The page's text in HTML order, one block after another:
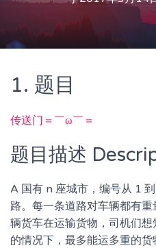
1. 题目
传送门＝￣ω￣＝
题目描述
A 国有 n 座城市，编号从 1
路。每一条道路对车辆都有
辆货车在运输货物，司机们
的情况下，最多能运多重的货